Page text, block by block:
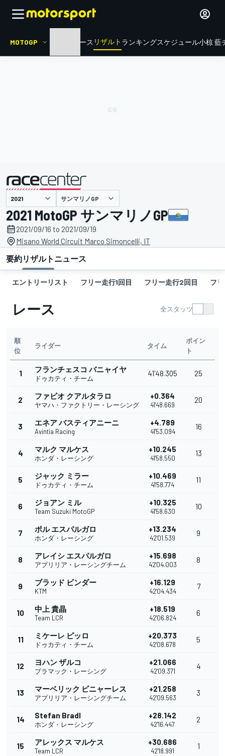
MOTOGP ニュース リザルト ランキングスケジュール小椋 藍
主催 サンマリノGP
2021 MotoGP サンマリノGP
2021/09/16 to 2021/09/19
Misano World Circuit Marco Simoncelli, IT
要約リザルト ニュース
エントリーリスト フリー走行1回目 フリー走行2回目 フ
レース 全スタッツ
順
位
ライダー タイム
ポイン
ト
1 フランチェスコ バニャイヤ
ドゥカティ・チーム
41'48.305 25
2 ファビオ クアルタラロ
ヤマハ・ファクトリー・レーシング
+0.364
41'48.669
20
3 エネア バスティアニーニ
Avintia Racing
+4.789
41'53.094
16
4 マルク マルケス
ホンダ・レーシング
+10.245
41'58.550
13
5 ジャック ミラー
ドゥカティ・チーム
+10.469
41'58.774
11
6 ジョアン ミル
Team Suzuki MotoGP
+10.325
41'58.630
10
7 ポル エスパルガロ
ホンダ・レーシング
+13.234
42'01.539
9
8 アレイシ エスパルガロ
アプリリア・レーシングチーム
+15.698
42'04.003
8
9 ブラッド ビンダー
KTM
+16.129
42'04.434
7
10 中上 貴晶
Team LCR
+18.519
42'06.824
6
11 ミケーレ ピッロ
ドゥカティ・チーム
+20.373
42'08.678
5
12 ヨハン ザルコ
プラマック・レーシング
+21.066
42'09.371
4
13 マーベリック ビニャーレス
アプリリア・レーシングチーム
+21.258
42'09.563
3
14 Stefan Bradl
ホンダ・レーシング
+28.142
42'16.447
2
15 アレックス マルケス
Team LCR
+30.686
42'18.991
1